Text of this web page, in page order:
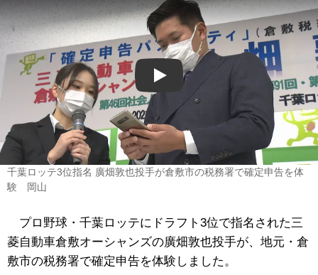
Play
千葉ロッテ3位指名 廣畑敦也投手が倉敷市の税務署で確定申告を体
験 岡山
プロ野球・千葉ロッテにドラフト3位で指名された三
菱自動車倉敷オーシャンズの廣畑敦也投手が、地元・倉
敷市の税務署で確定申告を体験しました。